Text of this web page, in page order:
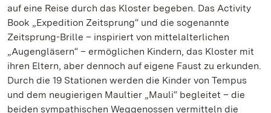
auf eine Reise durch das Kloster begeben. Das Activity
Book „Expedition Zeitsprung“ und die sogenannte
Zeitsprung-Brille – inspiriert von mittelalterlichen
„Augengläsern“ – ermöglichen Kindern, das Kloster mit
ihren Eltern, aber dennoch auf eigene Faust zu erkunden.
Durch die 19 Stationen werden die Kinder von Tempus
und dem neugierigen Maultier „Mauli“ begleitet – die
beiden sympathischen Weggenossen vermitteln die